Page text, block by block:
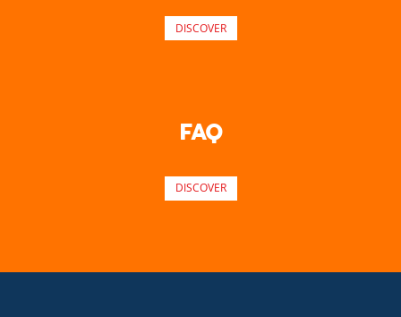
DISCOVER
FAQ
DISCOVER